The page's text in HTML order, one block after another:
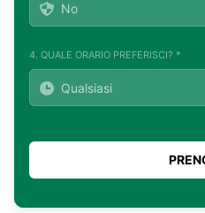
4. QUALE ORARIO PREFERISCI? *